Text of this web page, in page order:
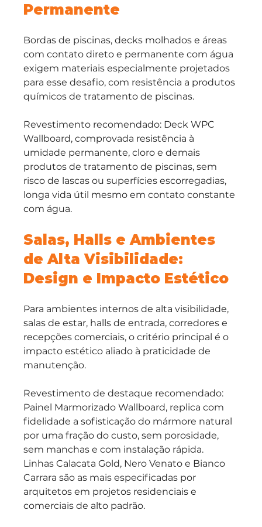
Permanente
Bordas de piscinas, decks molhados e áreas
com contato direto e permanente com água
exigem materiais especialmente projetados
para esse desafio, com resistência a produtos
químicos de tratamento de piscinas.
Revestimento recomendado: Deck WPC
Wallboard, comprovada resistência à
umidade permanente, cloro e demais
produtos de tratamento de piscinas, sem
risco de lascas ou superfícies escorregadias,
longa vida útil mesmo em contato constante
com água.
Salas, Halls e Ambientes
de Alta Visibilidade:
Design e Impacto Estético
Para ambientes internos de alta visibilidade,
salas de estar, halls de entrada, corredores e
recepções comerciais, o critério principal é o
impacto estético aliado à praticidade de
manutenção.
Revestimento de destaque recomendado:
Painel Marmorizado Wallboard, replica com
fidelidade a sofisticação do mármore natural
por uma fração do custo, sem porosidade,
sem manchas e com instalação rápida.
Linhas Calacata Gold, Nero Venato e Bianco
Carrara são as mais especificadas por
arquitetos em projetos residenciais e
comerciais de alto padrão.